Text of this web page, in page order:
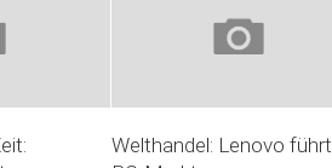
Welthandel: Lenovo führt